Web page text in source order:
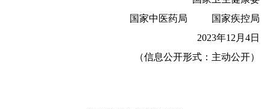
国家中医药局 国家疾控局
2023年12月4日
（信息公开形式：主动公开）